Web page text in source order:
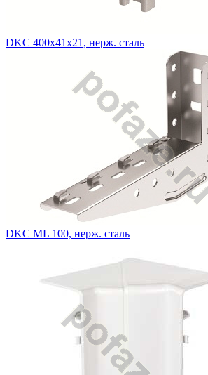
DKC 400х41х21, нерж. сталь
DKC ML 100, нерж. сталь